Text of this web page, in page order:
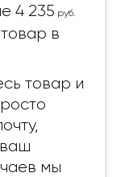
4 235 руб.
в
товар и
мы